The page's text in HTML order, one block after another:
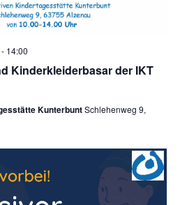
Kinderkleiderbasar der IKT
- 14:00
KunterbuntSchlehenweg 9,